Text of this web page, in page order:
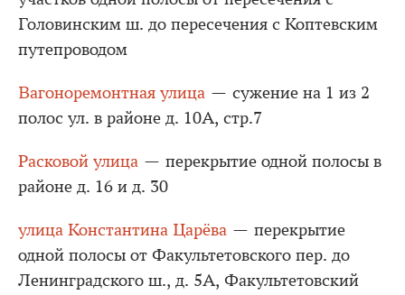
Головинским ш. до пересечения с Коптевским
путепроводом
Вагоноремонтная улица — сужение на 1 из 2
полос ул. в районе д. 10А, стр.7
Расковой улица — перекрытие одной полосы в
районе д. 16 и д. 30
улица Константина Царёва — перекрытие
одной полосы от Факультетовского пер. до
Ленинградского ш., д. 5А, Факультетовский